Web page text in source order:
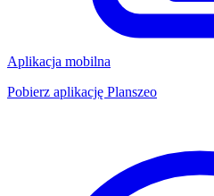
Aplikacja mobilna
Pobierz aplikację Planszeo